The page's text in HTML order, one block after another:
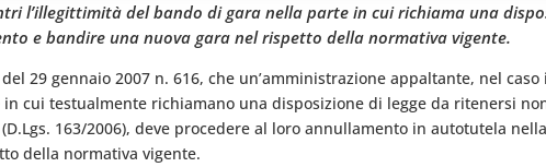
l’illegittimità del bando di gara nella parte in cui richiama una
e bandire una nuova gara nel rispetto della normativa vigente.
29 gennaio 2007 n. 616, che un’amministrazione appaltante, nel
cui testualmente richiamano una disposizione di legge da ritenersi
163/2006), deve procedere al loro annullamento in autotutela
della normativa vigente.